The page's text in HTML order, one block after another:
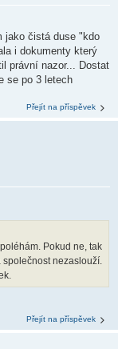
jako čistá duse "kdo
i dokumenty který
právní nazor... Dostat
se po 3 letech
Přejít na příspěvek
Pokud ne, tak
společnost nezaslouží.
Přejít na příspěvek